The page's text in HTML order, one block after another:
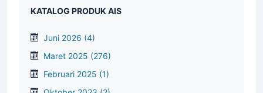
KATALOG PRODUK AIS
Juni 2026 (4)
Maret 2025 (276)
Februari 2025 (1)